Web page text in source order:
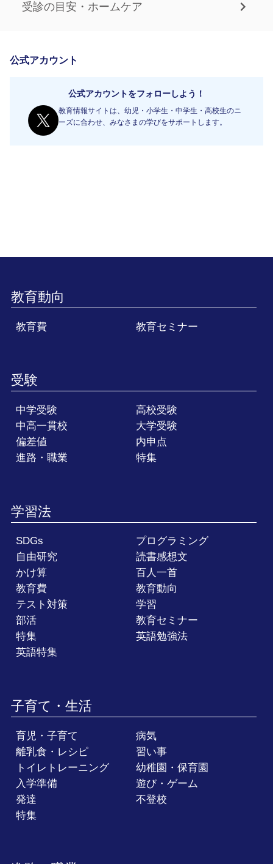
受診の目安・ホームケア
公式アカウント
公式アカウントをフォローしよう！
教育情報サイトは、幼児・小学生・中学生・高校生のニ
ーズに合わせ、みなさまの学びをサポートします。
教育動向
教育費 教育セミナー
受験
中学受験
高校受験
中高一貫校
大学受験
偏差値
内申点
進路・職業
特集
学習法
SDGs
プログラミング
自由研究
読書感想文
かけ算
百人一首
教育費
教育動向
テスト対策
学習
部活
教育セミナー
特集
英語勉強法
英語特集
子育て・生活
育児・子育て
病気
離乳食・レシピ
習い事
トイレトレーニング
幼稚園・保育園
入学準備
遊び・ゲーム
発達
不登校
特集